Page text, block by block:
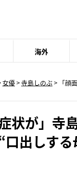
海外
女優>寺島しのぶ> 「顔
症状が」
出しする